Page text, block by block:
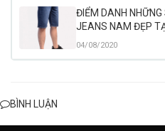
ĐIỂM DANH
JEANS NAM ĐẸP
04/08/2020
BÌNH LUẬN